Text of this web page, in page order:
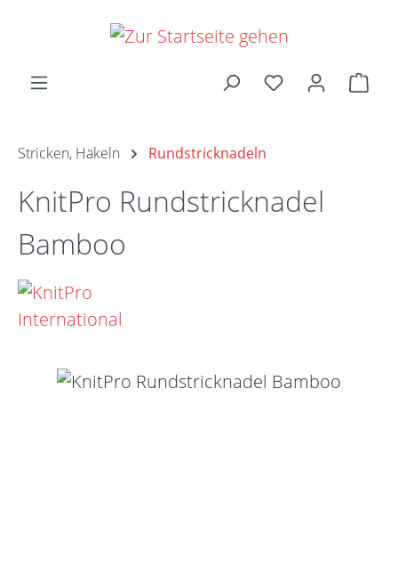
Zum Hauptinhalt springen
Stricken, Häkeln Rundstricknadeln
KnitPro Rundstricknadel
Bamboo
Bildergalerie überspringen